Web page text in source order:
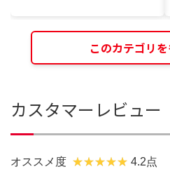
このカテゴリ
カスタマーレビュー
オススメ度 4.2点